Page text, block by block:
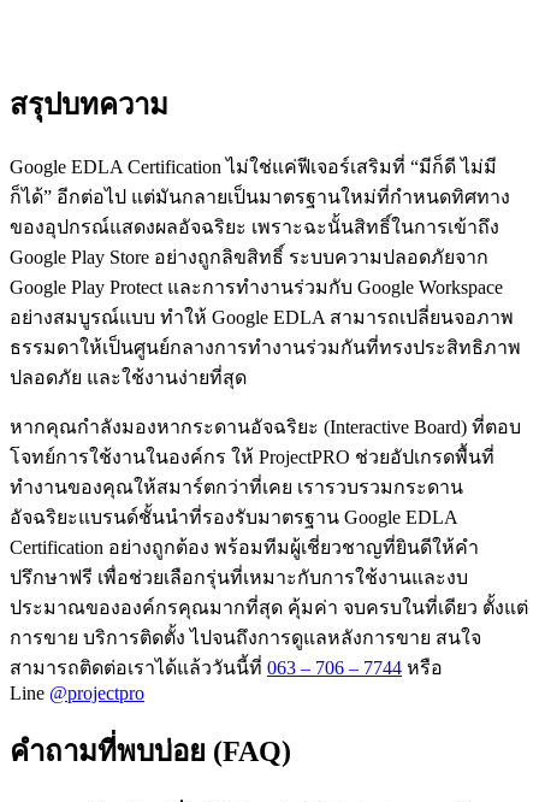
สรุปบทความ
Google EDLA Certification ไม่ใช่แค่ฟีเจอร์เสริมที่ “มีก็ดี ไม่มี
ก็ได้” อีกต่อไป แต่มันกลายเป็นมาตรฐานใหม่ที่กำหนดทิศทาง
ของอุปกรณ์แสดงผลอัจฉริยะ เพราะฉะนั้นสิทธิ์ในการเข้าถึง
Google Play Store อย่างถูกลิขสิทธิ์ ระบบความปลอดภัยจาก
Google Play Protect และการทำงานร่วมกับ Google Workspace
อย่างสมบูรณ์แบบ ทำให้ Google EDLA สามารถเปลี่ยนจอภาพ
ธรรมดาให้เป็นศูนย์กลางการทำงานร่วมกันที่ทรงประสิทธิภาพ
ปลอดภัย และใช้งานง่ายที่สุด
หากคุณกำลังมองหากระดานอัจฉริยะ (Interactive Board) ที่ตอบ
โจทย์การใช้งานในองค์กร ให้ ProjectPRO ช่วยอัปเกรดพื้นที่
ทำงานของคุณให้สมาร์ตกว่าที่เคย เรารวบรวมกระดาน
อัจฉริยะแบรนด์ชั้นนำที่รองรับมาตรฐาน Google EDLA
Certification อย่างถูกต้อง พร้อมทีมผู้เชี่ยวชาญที่ยินดีให้คำ
ปรึกษาฟรี เพื่อช่วยเลือกรุ่นที่เหมาะกับการใช้งานและงบ
ประมาณขององค์กรคุณมากที่สุด คุ้มค่า จบครบในที่เดียว ตั้งแต่
การขาย บริการติดตั้ง ไปจนถึงการดูแลหลังการขาย สนใจ
สามารถติดต่อเราได้แล้ววันนี้ที่ 063 – 706 – 7744 หรือ
Line @projectpro
คำถามที่พบบ่อย (FAQ)